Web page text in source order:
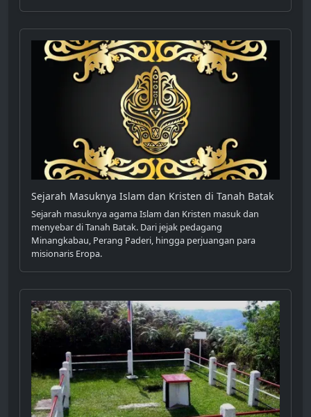
Sejarah Masuknya Islam dan Kristen di Tanah Batak
Sejarah masuknya agama Islam dan Kristen masuk dan
menyebar di Tanah Batak. Dari jejak pedagang
Minangkabau, Perang Paderi, hingga perjuangan para
misionaris Eropa.